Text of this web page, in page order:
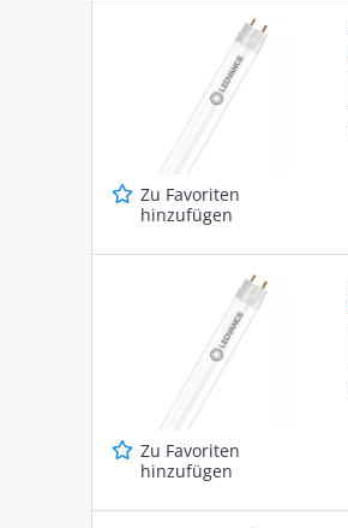
Zu Favoriten
hinzufügen
Zu Favoriten
hinzufügen